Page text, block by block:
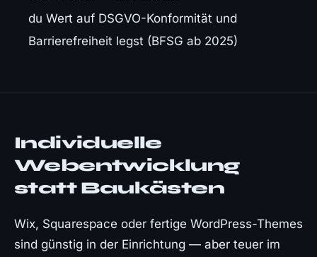
du Wert auf DSGVO-Konformität und
Barrierefreiheit legst (BFSG ab 2025)
Individuelle
Webentwicklung
statt Baukästen
Wix, Squarespace oder fertige WordPress-Themes
sind günstig in der Einrichtung — aber teuer im